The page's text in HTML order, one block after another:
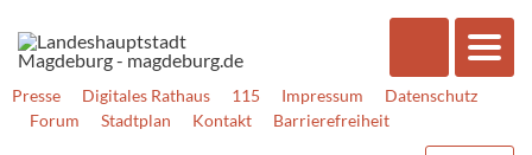
Presse Digitales Rathaus 115 Impressum
Datenschutz
Forum
Stadtplan Kontakt Barrierefreiheit